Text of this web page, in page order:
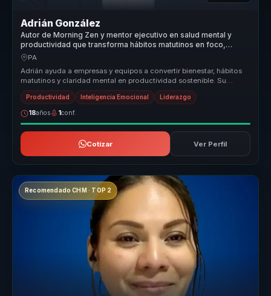
Adrián González
Autor de Morning Zen y mentor ejecutivo en salud mental y
productividad que transforma hábitos matutinos en foco,
energía y rendimiento para líderes y equipos.
PA
Adrián ayuda a empresas y equipos a convertir bienestar, hábitos
matutinos y claridad mental en productividad sostenible. Su
propuesta un...
Productividad Inteligencia Emocional Liderazgo
18años 1conf.
Cotizar Ver Perfil
Recomendado CHM · TOP 2